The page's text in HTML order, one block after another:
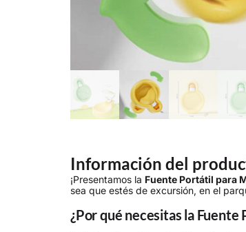
Información del
¡Presentamos la Fuente Portátil para
sea que estés de excursión, en el
¿Por qué necesitas la